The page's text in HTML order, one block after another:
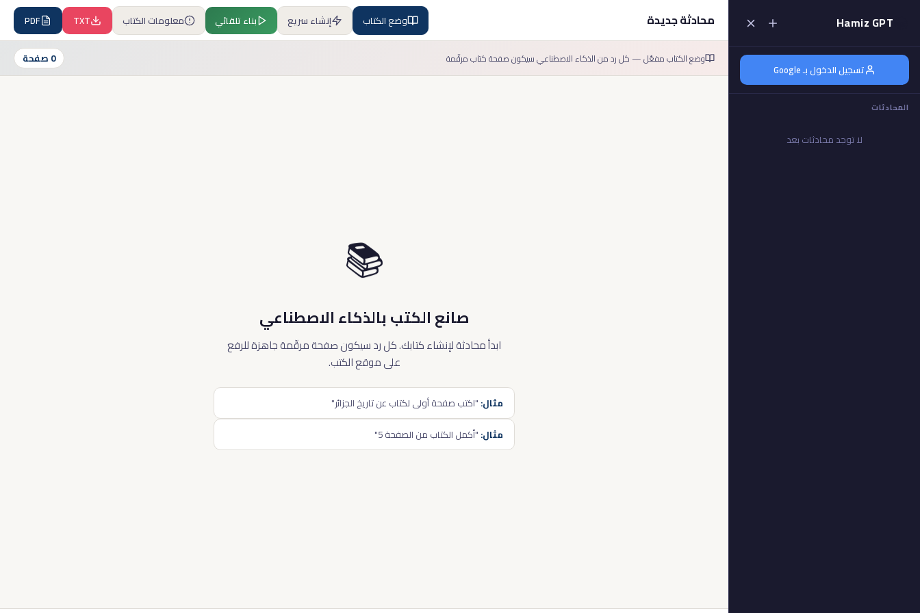
Hamiz GPT
تسجيل الدخول بـ Google
المحادثات
لا توجد محادثات بعد
محادثة جديدة وضع الكتاب إنشاء سريع بناء تلقائي معلومات الكتاب TXT
PDF
وضع الكتاب مفعّل — كل رد من الذكاء الاصطناعي سيكون صفحة كتاب مرقّمة 0 صفحة
📚
صانع الكتب بالذكاء الاصطناعي
ابدأ محادثة لإنشاء كتابك. كل رد سيكون صفحة مرقّمة جاهزة للرفع
على موقع الكتب.
مثال: "اكتب صفحة أولى لكتاب عن تاريخ الجزائر"
مثال: "أكمل الكتاب من الصفحة 5"